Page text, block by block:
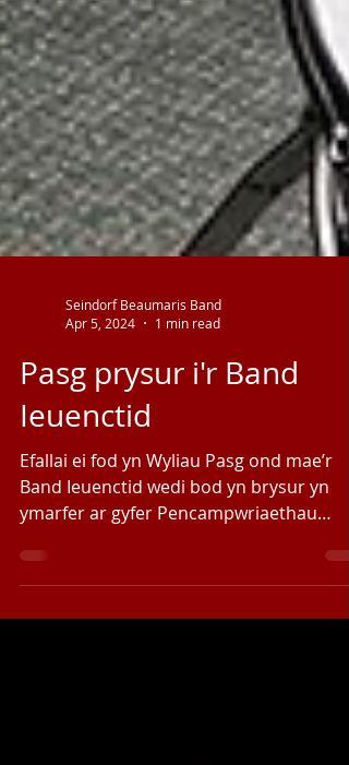
Apr 5, 2024
1 min read
Pasg prysur i'r Band
Ieuenctid
Efallai ei fod yn Wyliau Pasg ond mae’r
Band Ieuenctid wedi bod yn brysur yn
ymarfer ar gyfer Pencampwriaethau
Bandiau Pres Ewrop yn...